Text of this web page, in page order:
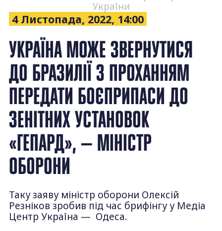
України
4 Листопада, 2022, 14:00
УКРАЇНА МОЖЕ ЗВЕРНУТИСЯ
ДО БРАЗИЛІЇ З ПРОХАННЯМ
ПЕРЕДАТИ БОЄПРИПАСИ ДО
ЗЕНІТНИХ УСТАНОВОК
«ГЕПАРД», — МІНІСТР
ОБОРОНИ
Таку заяву міністр оборони Олексій
Резніков зробив під час брифінгу у Медіа
Центр Україна — Одеса.